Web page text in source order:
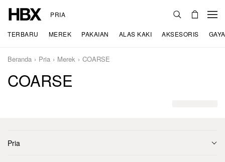
PRIA
TERBARU MEREK PAKAIAN ALAS KAKI AKSESORIS
Beranda Pria Merek COARSE
COARSE
Pria